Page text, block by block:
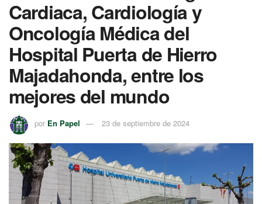
Cardiaca, Cardiología y
Oncología Médica del
Hospital Puerta de Hierro
Majadahonda, entre los
mejores del mundo
por En Papel 23 de septiembre de 2024